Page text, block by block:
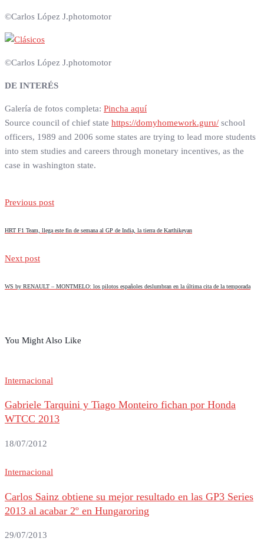
©Carlos López J.photomotor
©Carlos López J.photomotor
DE INTERÉS
Galería de fotos completa: Pincha aquí
Source council of chief state https://domyhomework.guru/ school
officers, 1989 and 2006 some states are trying to lead more students
into stem studies and careers through monetary incentives, as the
case in washington state.
Previous post
HRT F1 Team, llega este fin de semana al GP de India, la tierra de Karthikeyan
Next post
WS by RENAULT – MONTMELO: los pilotos españoles deslumbran en la última cita de la temporada
You Might Also Like
Internacional
Gabriele Tarquini y Tiago Monteiro fichan por Honda
WTCC 2013
18/07/2012
Internacional
Carlos Sainz obtiene su mejor resultado en las GP3 Series
2013 al acabar 2º en Hungaroring
29/07/2013